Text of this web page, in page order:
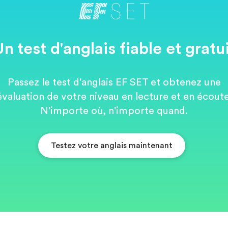
test d'anglais fiable et
Passez le test d'anglais EF SET et obtenez une
de votre niveau en lecture et en
N'importe où, n'importe quand.
Testez votre anglais maintenant